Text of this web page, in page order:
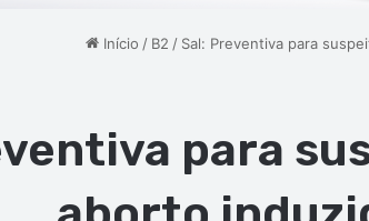
Início / B2 / Sal: Preventiva para
para